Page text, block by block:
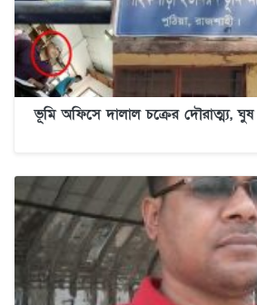
ভূমি অফিসে দালাল চক্রের দৌরাত্ম্য, ঘুষ